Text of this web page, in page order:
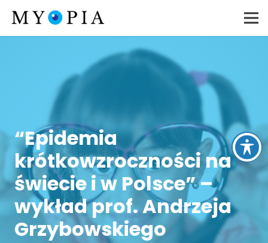
“Epidemia
krótkowzroczności na
świecie i w Polsce” –
wykład prof. Andrzeja
Grzybowskiego